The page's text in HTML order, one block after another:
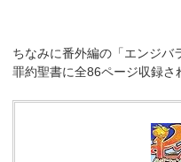
ちなみに番外編の「エンジバ
罪約聖書に全86ページ収録さ